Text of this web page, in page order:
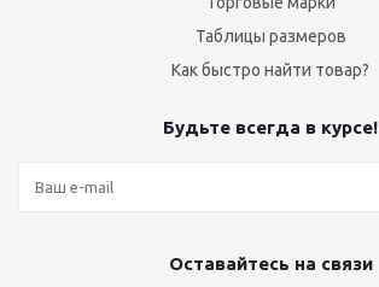
Таблицы размеров
Как быстро найти товар?
Будьте всегда в курсе!
Оставайтесь на связи